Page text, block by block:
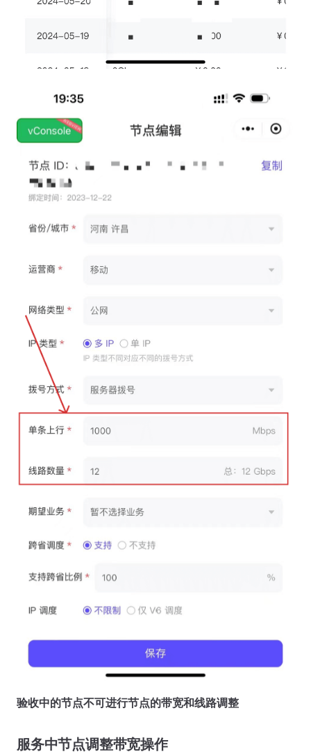
验收中的节点不可进行节点的带宽和线路调整
服务中节点调整带宽操作